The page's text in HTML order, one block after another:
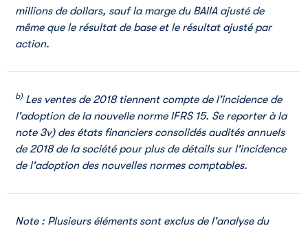
millions de dollars, sauf la marge du BAIIA ajusté de
même que le résultat de base et le résultat ajusté par
action.
b)Les ventes de 2018 tiennent compte de l'incidence de
l'adoption de la nouvelle norme IFRS 15. Se reporter à la
note 3v) des états financiers consolidés audités annuels
de 2018 de la société pour plus de détails sur l'incidence
de l'adoption des nouvelles normes comptables.
Note : Plusieurs éléments sont exclus de l'analyse du